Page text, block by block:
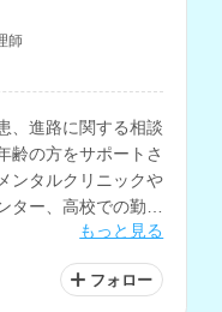
師
、進路に関する相談
齢の方をサポートさ
ンタルクリニックや
ター、高校での勤務
ルワーカーとしてヤ
ます。
もっと見る
フォロー